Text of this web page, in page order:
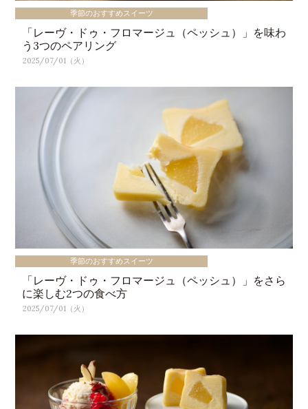
季節のおすすめスイーツ
「レーヴ・ドゥ・フロマージュ（ペッシュ）」を味わ
う3つのペアリング
2025/07/01（火）
季節のおすすめスイーツ
「レーヴ・ドゥ・フロマージュ（ペッシュ）」をさら
に楽しむ2つの食べ方
2025/07/01（火）